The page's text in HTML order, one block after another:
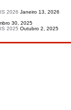
2026 Janeiro 13, 2026
30, 2025
2025 Outubro 2, 2025